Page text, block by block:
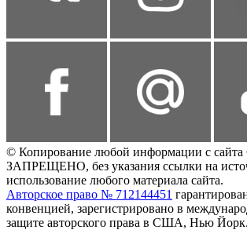
© Копирование любой информации с
ЗАПРЕЩЕНО, без указания ссылки на
использование любого материала сайта.
Авторское право № 712144451
конвенцией, зарегистрировано в
защите авторского права в США, Нью Йорк.